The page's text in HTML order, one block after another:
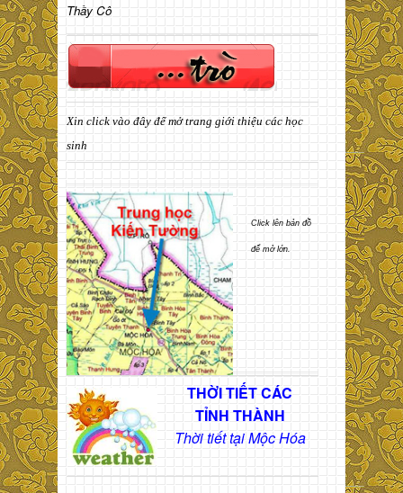
Thầy Cô
Xin click vào đây để mở trang giới thiệu các học
sinh
Click lên bản đồ
để mở lớn.
THỜI TIẾT CÁC
TỈNH THÀNH
Thời tiết tại Mộc Hóa